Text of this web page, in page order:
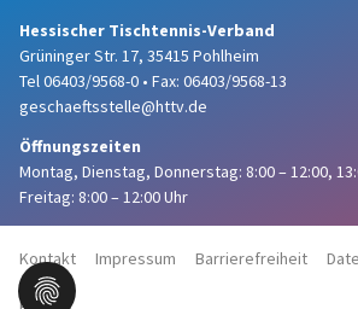
Hessischer Tischtennis-Verband
Grüninger Str. 17, 35415 Pohlheim
Tel 06403/9568-0 • Fax: 06403/9568-13
geschaeftsstelle@httv.de
Öffnungszeiten
Montag, Dienstag, Donnerstag: 8:00 – 12:00,
Freitag: 8:00 – 12:00 Uhr
Kontakt Impressum Barrierefreiheit